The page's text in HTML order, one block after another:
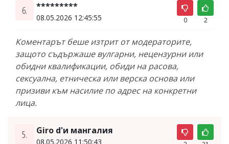
6. *********
08.05.2026 12:45:55 0 2
Коментарът беше изтрит от модераторите,
защото съдържаше вулгарни, нецензурни или
обидни квалификации, обиди на расова,
сексуална, етническа или верска основа или
призиви към насилие по адрес на конкретни
лица.
5. Giro d'и мангалия
08.05.2026 11:50:43